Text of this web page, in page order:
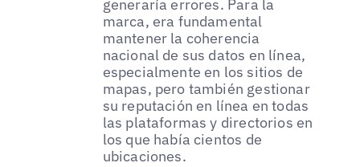
generaría errores. Para la
marca, era fundamental
mantener la coherencia
nacional de sus datos en línea,
especialmente en los sitios de
mapas, pero también gestionar
su reputación en línea en todas
las plataformas y directorios en
los que había cientos de
ubicaciones.